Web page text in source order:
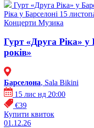
Гурт «Друга Ріка» у
Ріка у Барселоні 15
Концерти Музика
Гурт «Друга Ріка»
років»
Барселона, Sala Bikini
15 лис нд 20:00
€39
Купити квиток
01.12.26